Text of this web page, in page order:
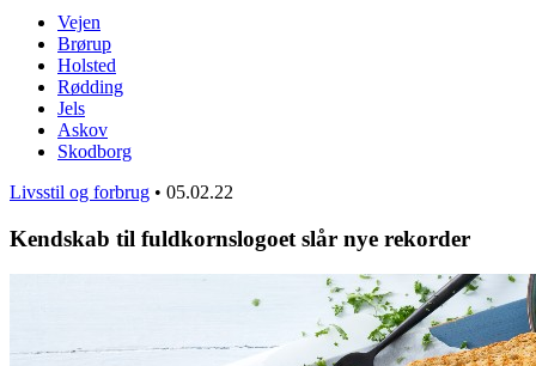
Vejen
Brørup
Holsted
Rødding
Jels
Askov
Skodborg
Livsstil og forbrug • 05.02.22
Kendskab til fuldkornslogoet slår nye rekorder